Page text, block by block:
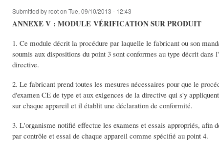
Submitted byrooton Tue, 09/10/2013 - 12:43
ANNEXE V : MODULE VÉRIFICATION SUR PRODUIT
1. Ce module décrit la procédure par laquelle le fabricant ou son
soumis aux dispositions du point 3 sont conformes au type décrit
directive.
2. Le fabricant prend toutes les mesures nécessaires pour que le
d'examen CE de type et aux exigences de la directive qui s'y
sur chaque appareil et il établit une déclaration de conformité.
3. L'organisme notifié effectue les examens et essais appropriés,
par contrôle et essai de chaque appareil comme spécifié au point 4.